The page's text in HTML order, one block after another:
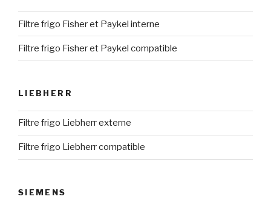
Filtre frigo Fisher et Paykel interne
Filtre frigo Fisher et Paykel compatible
LIEBHERR
Filtre frigo Liebherr externe
Filtre frigo Liebherr compatible
SIEMENS